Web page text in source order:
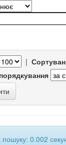
|
пошуку: 0.002